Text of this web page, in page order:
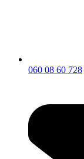
060 08 60 728